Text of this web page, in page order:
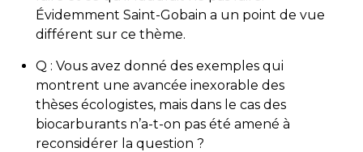
Évidemment Saint-Gobain a un point de vue
différent sur ce thème.
Q : Vous avez donné des exemples qui
montrent une avancée inexorable des
thèses écologistes, mais dans le cas des
biocarburants n’a-t-on pas été amené à
reconsidérer la question ?